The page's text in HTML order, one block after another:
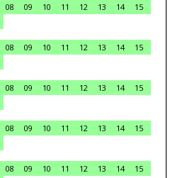
08 09 10 11 12 13 14
15
08 09 10 11 12 13 14
15
08 09 10 11 12 13 14
15
08 09 10 11 12 13 14
15
08 09 10 11 12 13 14 15